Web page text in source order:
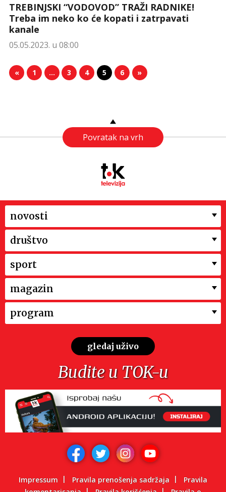
TREBINJSKI “VODOVOD” TRAŽI RADNIKE!
Treba im neko ko će kopati i zatrpavati
kanale
05.05.2023. u 08:00
« 1 … 3 4 5 6 »
Povratak na vrh
novosti
društvo
sport
magazin
program
gledaj uživo
Budite u TOK-u
Impressum Pravila prenošenja sadržaja
Pravila